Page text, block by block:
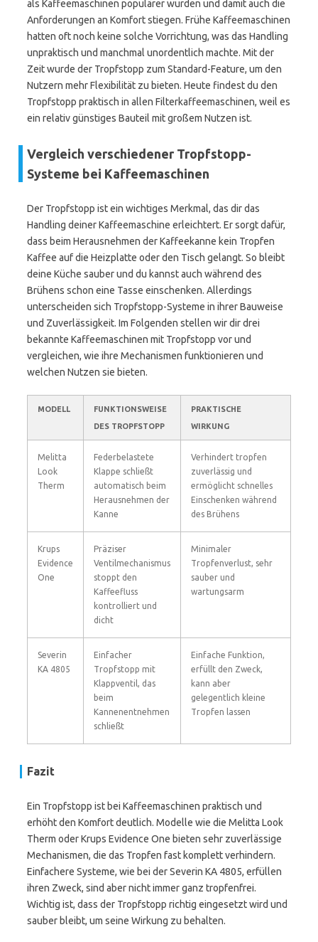
als Kaffeemaschinen populärer wurden und damit auch die
Anforderungen an Komfort stiegen. Frühe Kaffeemaschinen
hatten oft noch keine solche Vorrichtung, was das Handling
unpraktisch und manchmal unordentlich machte. Mit der
Zeit wurde der Tropfstopp zum Standard-Feature, um den
Nutzern mehr Flexibilität zu bieten. Heute findest du den
Tropfstopp praktisch in allen Filterkaffeemaschinen, weil es
ein relativ günstiges Bauteil mit großem Nutzen ist.
Vergleich verschiedener Tropfstopp-
Systeme bei Kaffeemaschinen
Der Tropfstopp ist ein wichtiges Merkmal, das dir das
Handling deiner Kaffeemaschine erleichtert. Er sorgt dafür,
dass beim Herausnehmen der Kaffeekanne kein Tropfen
Kaffee auf die Heizplatte oder den Tisch gelangt. So bleibt
deine Küche sauber und du kannst auch während des
Brühens schon eine Tasse einschenken. Allerdings
unterscheiden sich Tropfstopp-Systeme in ihrer Bauweise
und Zuverlässigkeit. Im Folgenden stellen wir dir drei
bekannte Kaffeemaschinen mit Tropfstopp vor und
vergleichen, wie ihre Mechanismen funktionieren und
welchen Nutzen sie bieten.
MODELL
FUNKTIONSWEISE
DES TROPFSTOPP
PRAKTISCHE
WIRKUNG
Melitta
Look
Therm
Federbelastete
Klappe schließt
automatisch beim
Herausnehmen der
Kanne
Verhindert tropfen
zuverlässig und
ermöglicht schnelles
Einschenken während
des Brühens
Krups
Evidence
One
Präziser
Ventilmechanismus
stoppt den
Kaffeefluss
kontrolliert und
dicht
Minimaler
Tropfenverlust, sehr
sauber und
wartungsarm
Severin
KA 4805
Einfacher
Tropfstopp mit
Klappventil, das
beim
Kannenentnehmen
schließt
Einfache Funktion,
erfüllt den Zweck,
kann aber
gelegentlich kleine
Tropfen lassen
Fazit
Ein Tropfstopp ist bei Kaffeemaschinen praktisch und
erhöht den Komfort deutlich. Modelle wie die Melitta Look
Therm oder Krups Evidence One bieten sehr zuverlässige
Mechanismen, die das Tropfen fast komplett verhindern.
Einfachere Systeme, wie bei der Severin KA 4805, erfüllen
ihren Zweck, sind aber nicht immer ganz tropfenfrei.
Wichtig ist, dass der Tropfstopp richtig eingesetzt wird und
sauber bleibt, um seine Wirkung zu behalten.